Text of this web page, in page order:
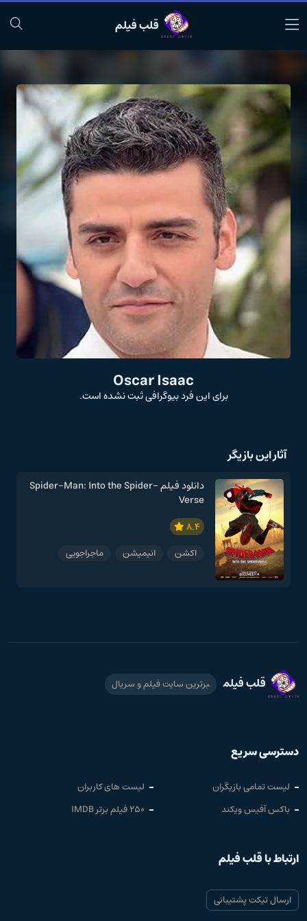
قلب فیلم
Oscar Isaac
برای این فرد بیوگرافی ثبت نشده است.
آثار این بازیگر
دانلود فیلم Spider-Man: Into the Spider-
Verse
8.4
اکشن
انیمیشن ماجراجویی
قلب فیلم برترین سایت فیلم و سریال
دسترسی سریع
لیست تمامی بازیگران
لیست های کاربران
باکس آفیس ویکند
250 فیلم برتر IMDB
ارتباط با قلب فیلم
ارسال تیکت پشتیبانی